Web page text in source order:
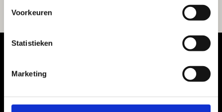
Voorkeuren
Statistieken
Marketing
Unieke ervaring op een
bijzondere plek. Sir Richard